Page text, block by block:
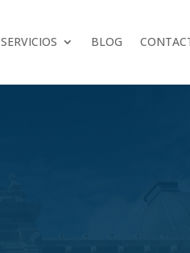
SERVICIOS BLOG